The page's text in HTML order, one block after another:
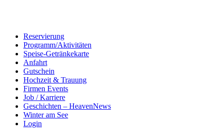
Reservierung
Programm/Aktivitäten
Speise-Getränkekarte
Anfahrt
Gutschein
Hochzeit & Trauung
Firmen Events
Job / Karriere
Geschichten – HeavenNews
Winter am See
Login